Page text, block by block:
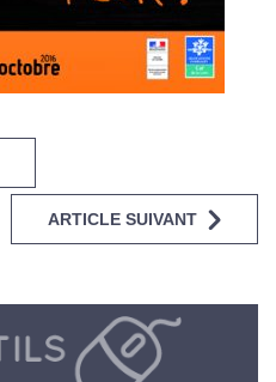
ARTICLE SUIVANT